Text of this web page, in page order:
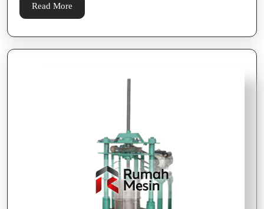
Read More
More